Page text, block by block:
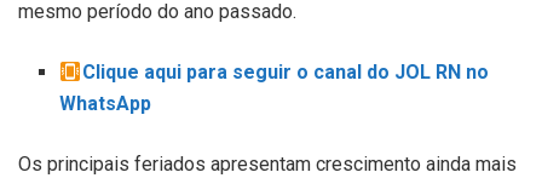
mesmo período do ano passado.
Clique aqui para seguir o canal do JOL RN no
WhatsApp
Os principais feriados apresentam crescimento ainda mais